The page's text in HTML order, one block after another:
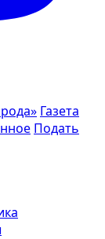
Газета
Подать